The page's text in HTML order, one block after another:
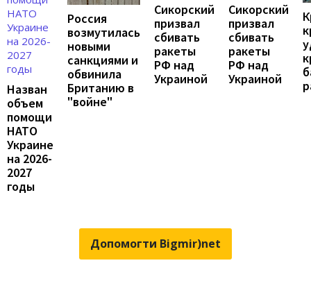
Назван
объем
помощи
НАТО
Украине
на 2026-
2027
годы
Россия
возмутилась
новыми
санкциями и
обвинила
Британию в
"войне"
Сикорский
призвал
сбивать
ракеты
РФ над
Украиной
Сикорский
призвал
сбивать
ракеты
РФ над
Украиной
Допомогти Bigmir)net